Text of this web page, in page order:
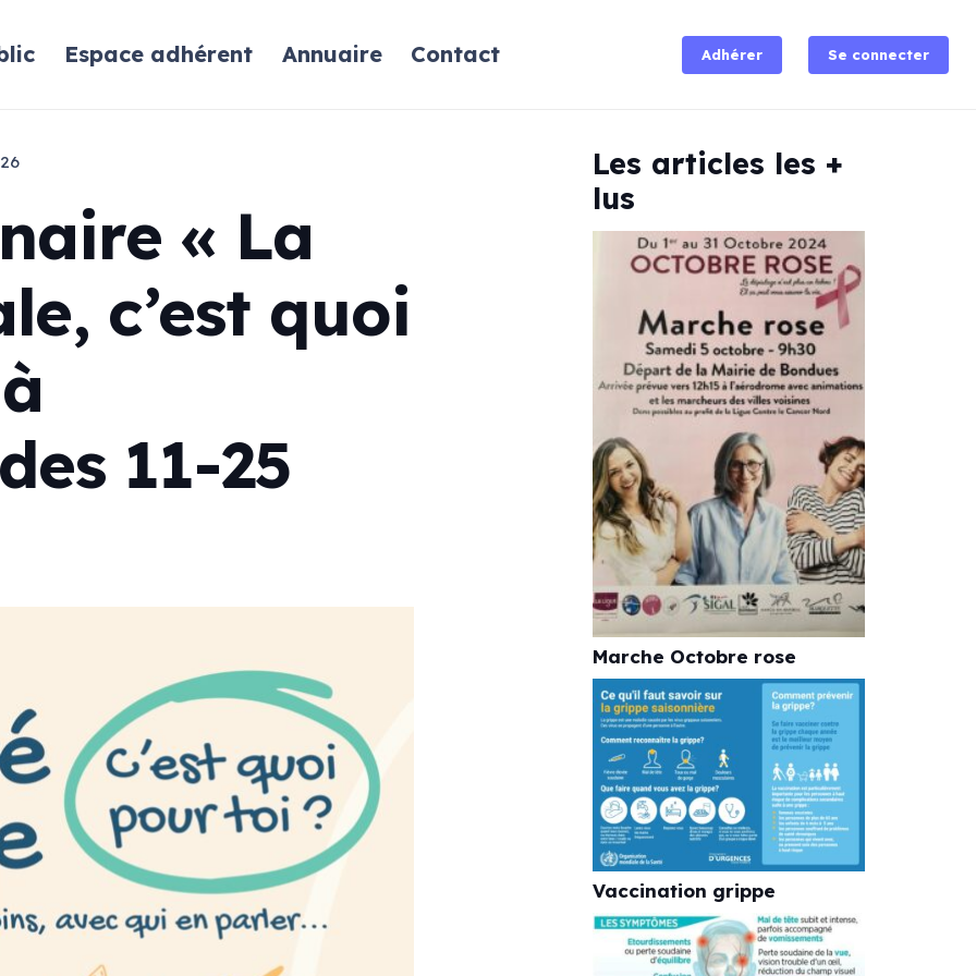
Espace adhérent Annuaire Contact Adhérer Se connecter
« La
c’est quoi
11-25
Les articles les +
lus
Marche Octobre rose
Vaccination grippe